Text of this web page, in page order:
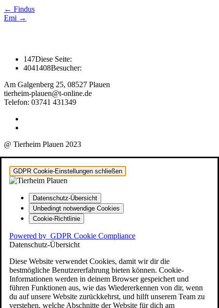
← Findus
Emi →
147Diese Seite:
4041408Besucher:
Am Galgenberg 25, 08527 Plauen
tierheim-plauen@t-online.de
Telefon: 03741 431349
@ Tierheim Plauen 2023
GDPR Cookie-Einstellungen schließen
Datenschutz-Übersicht
Unbedingt notwendige Cookies
Cookie-Richtlinie
Powered by GDPR Cookie Compliance
Datenschutz-Übersicht
Diese Website verwendet Cookies, damit wir dir die
bestmögliche Benutzererfahrung bieten können. Cookie-
Informationen werden in deinem Browser gespeichert und
führen Funktionen aus, wie das Wiedererkennen von dir, wenn
du auf unsere Website zurückkehrst, und hilft unserem Team zu
verstehen, welche Abschnitte der Website für dich am